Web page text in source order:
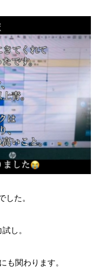
した。
し。
も関わります。